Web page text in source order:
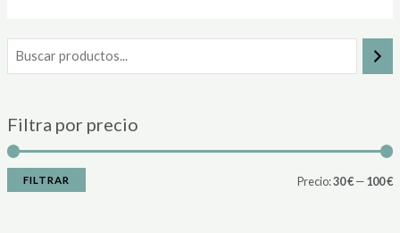
Filtra por precio
FILTRAR Precio:30 €—100 €